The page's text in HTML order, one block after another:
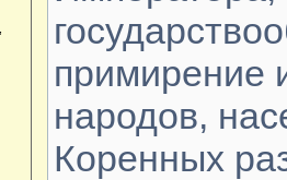
примирение
народов,
Коренных